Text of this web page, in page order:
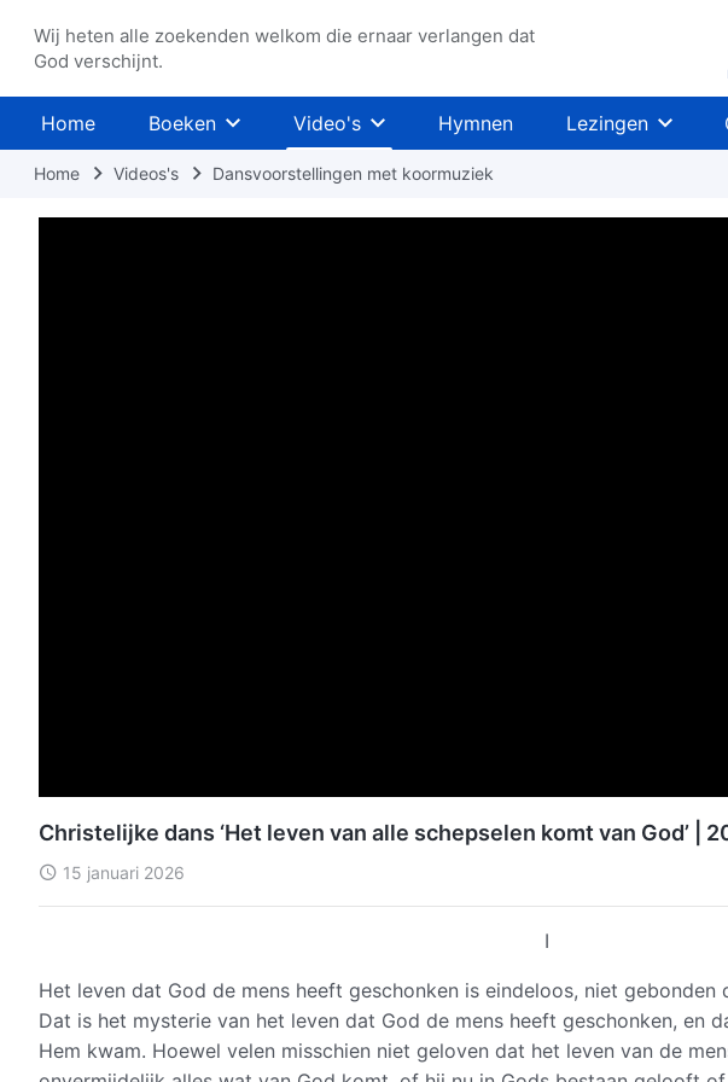
Wij heten alle zoekenden welkom die ernaar verlangen dat
God verschijnt.
Home Boeken Video's Hymnen Lezingen
Home Videos's Dansvoorstellingen met koormuziek
Christelijke dans ‘Het leven van alle schepselen komt van God’ |
15 januari 2026
I
Het leven dat God de mens heeft geschonken is eindeloos, niet
Dat is het mysterie van het leven dat God de mens heeft geschonken, en
Hem kwam. Hoewel velen misschien niet geloven dat het leven van de